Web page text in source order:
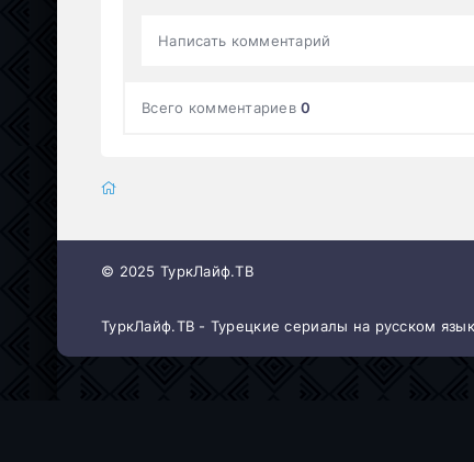
Написать комментарий
Всего комментариев0
© 2025 ТуркЛайф.ТВ
ТуркЛайф.ТВ - Турецкие сериалы на русском